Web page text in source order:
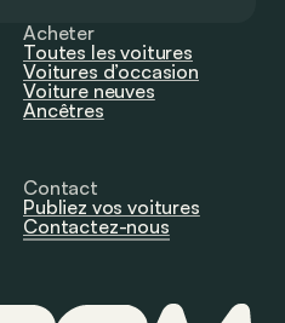
Acheter
Toutes les voitures
Voitures d’occasion
Voiture neuves
Ancêtres
Contact
Publiez vos voitures
Contactez-nous